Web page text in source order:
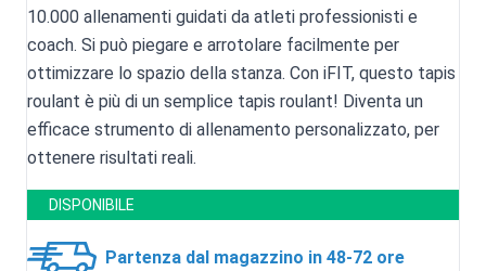
10.000 allenamenti guidati da atleti professionisti e
coach. Si può piegare e arrotolare facilmente per
ottimizzare lo spazio della stanza. Con iFIT, questo tapis
roulant è più di un semplice tapis roulant! Diventa un
efficace strumento di allenamento personalizzato, per
ottenere risultati reali.
DISPONIBILE
Partenza dal magazzino in 48-72 ore